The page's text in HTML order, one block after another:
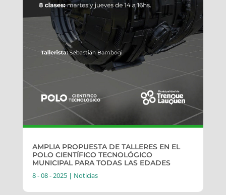
AMPLIA PROPUESTA DE TALLERES EN EL
POLO CIENTÍFICO TECNOLÓGICO
MUNICIPAL PARA TODAS LAS EDADES
8 - 08 - 2025| Noticias